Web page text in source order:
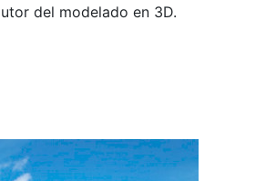
del modelado en 3D.